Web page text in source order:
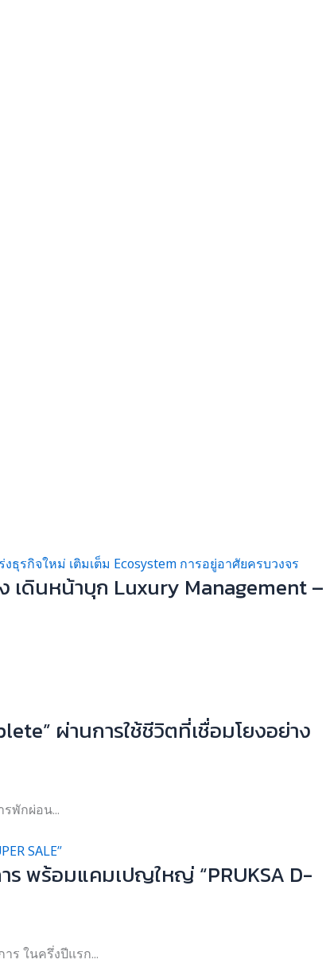
ดินหน้าบุก Luxury Management –
ผ่านการใช้ชีวิตที่เชื่อมโยงอย่าง
พักผ่อน...
ร พร้อมแคมเปญใหญ่ “PRUKSA D-
ร ในครึ่งปีแรก...